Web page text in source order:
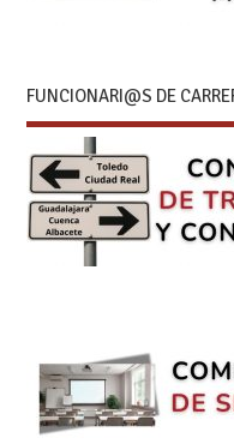
FUNCIONARI@S DE